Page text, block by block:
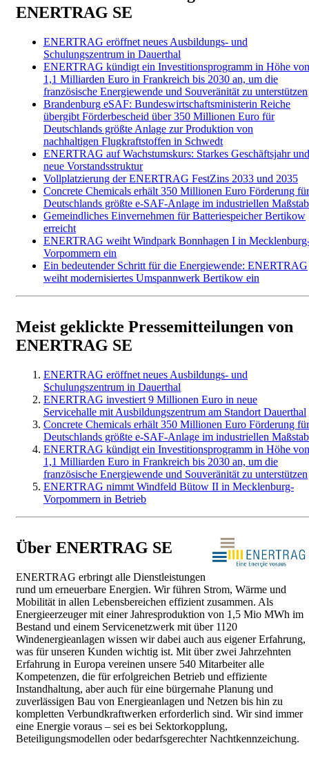
ENERTRAG SE
ENERTRAG eröffnet neues Ausbildungs- und
Schulungszentrum in Dauerthal
ENERTRAG kündigt ein Investitionsprogramm in Höhe von
1,1 Milliarden Euro in Frankreich bis 2030 an, um die
französische Energiewende und Souveränität zu unterstützen
Brandenburg eSAF: Bundeswirtschaftsministerin Reiche
übergibt Förderbescheid über 350 Millionen Euro für
Deutschlands größte Anlage zur Produktion von
nachhaltigen Flugkraftstoffen in Schwedt
ENERTRAG auf Wachstumskurs: Starkes Geschäftsjahr und
neue Vorstandsstruktur
Vollplatzierung der ENERTRAG FestZins 2033 und 2035
Concrete Chemicals erhält 350 Millionen Euro Förderung für
Deutschlands größte e-SAF-Anlage im industriellen Maßstab
Gemeindliches Einvernehmen für Batteriespeicher Bertikow
erreicht
ENERTRAG weiht Windpark Bonnhagen I in
Vorpommern ein
Ein bedeutender Schritt für die Energiewende: ENERTRAG
weiht modernisiertes Umspannwerk Bertikow ein
Meist geklickte Pressemitteilungen von
ENERTRAG SE
ENERTRAG eröffnet neues Ausbildungs- und
Schulungszentrum in Dauerthal
ENERTRAG investiert 9 Millionen Euro in neue
Servicehalle mit Ausbildungszentrum am Standort Dauerthal
Concrete Chemicals erhält 350 Millionen Euro Förderung für
Deutschlands größte e-SAF-Anlage im industriellen Maßstab
ENERTRAG kündigt ein Investitionsprogramm in Höhe von
1,1 Milliarden Euro in Frankreich bis 2030 an, um die
französische Energiewende und Souveränität zu unterstützen
ENERTRAG nimmt Windfeld Bütow II in Mecklenburg-
Vorpommern in Betrieb
Über ENERTRAG SE
ENERTRAG erbringt alle Dienstleistungen
rund um erneuerbare Energien. Wir führen Strom, Wärme und
Mobilität in allen Lebensbereichen effizient zusammen. Als
Energieerzeuger mit einer Jahresproduktion von 1,5 Mio MWh im
Bestand und einem Servicenetzwerk mit über 1120
Windenergieanlagen wissen wir dabei auch aus eigener Erfahrung,
was für unseren Kunden wichtig ist. Mit über zwei Jahrzehnten
Erfahrung in Europa vereinen unsere 540 Mitarbeiter alle
Kompetenzen, die für erfolgreichen Betrieb und effiziente
Instandhaltung, aber auch für eine bürgernahe Planung und
zuverlässigen Bau von Energieanlagen und Netzen bis hin zu
kompletten Verbundkraftwerken erforderlich sind. Wir sind immer
eine Energie voraus – sei es bei Sektorkopplung,
Beteiligungsmodellen oder bedarfsgerechter Nachtkennzeichung.